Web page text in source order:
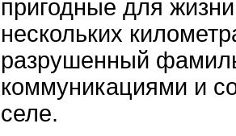
пригодные для
нескольких
разрушенный
коммуникациями и
селе.